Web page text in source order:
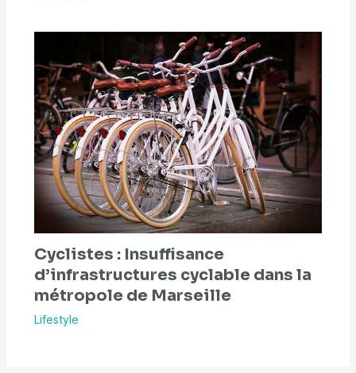
Cyclistes : Insuffisance
d’infrastructures cyclable dans la
métropole de Marseille
Lifestyle